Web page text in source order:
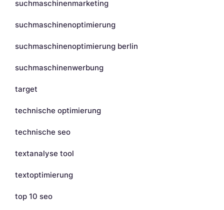
suchmaschinenmarketing
suchmaschinenoptimierung
suchmaschinenoptimierung berlin
suchmaschinenwerbung
target
technische optimierung
technische seo
textanalyse tool
textoptimierung
top 10 seo